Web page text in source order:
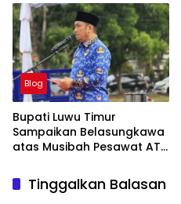
Lebaran
Blog
Bupati Luwu Timur
Sampaikan Belasungkawa
atas Musibah Pesawat ATR
Tinggalkan Balasan